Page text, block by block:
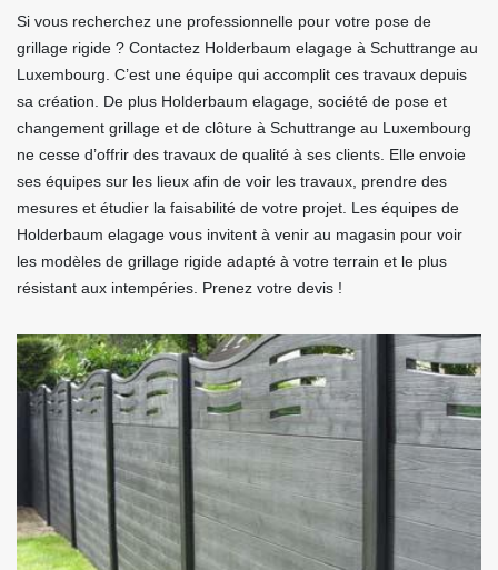
Si vous recherchez une professionnelle pour votre pose de
grillage rigide ? Contactez Holderbaum elagage à Schuttrange au
Luxembourg. C’est une équipe qui accomplit ces travaux depuis
sa création. De plus Holderbaum elagage, société de pose et
changement grillage et de clôture à Schuttrange au Luxembourg
ne cesse d’offrir des travaux de qualité à ses clients. Elle envoie
ses équipes sur les lieux afin de voir les travaux, prendre des
mesures et étudier la faisabilité de votre projet. Les équipes de
Holderbaum elagage vous invitent à venir au magasin pour voir
les modèles de grillage rigide adapté à votre terrain et le plus
résistant aux intempéries. Prenez votre devis !